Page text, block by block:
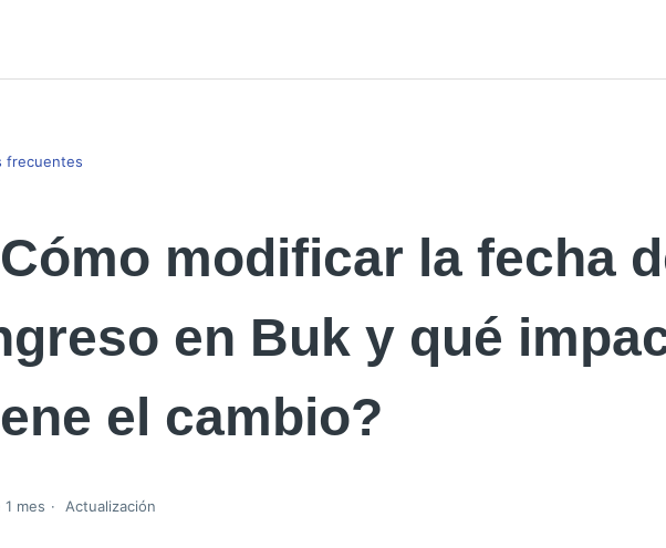
frecuentes
modificar la fecha
en Buk y qué
el cambio?
1 mes Actualización